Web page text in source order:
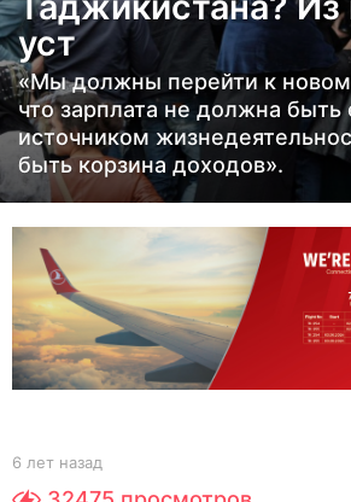
а
з
а
д
6
л
е
т
з
а
д
уст
«Мы должны перейти к
что зарплата не должна
источником
быть корзина доходов».
b
6 лет назад